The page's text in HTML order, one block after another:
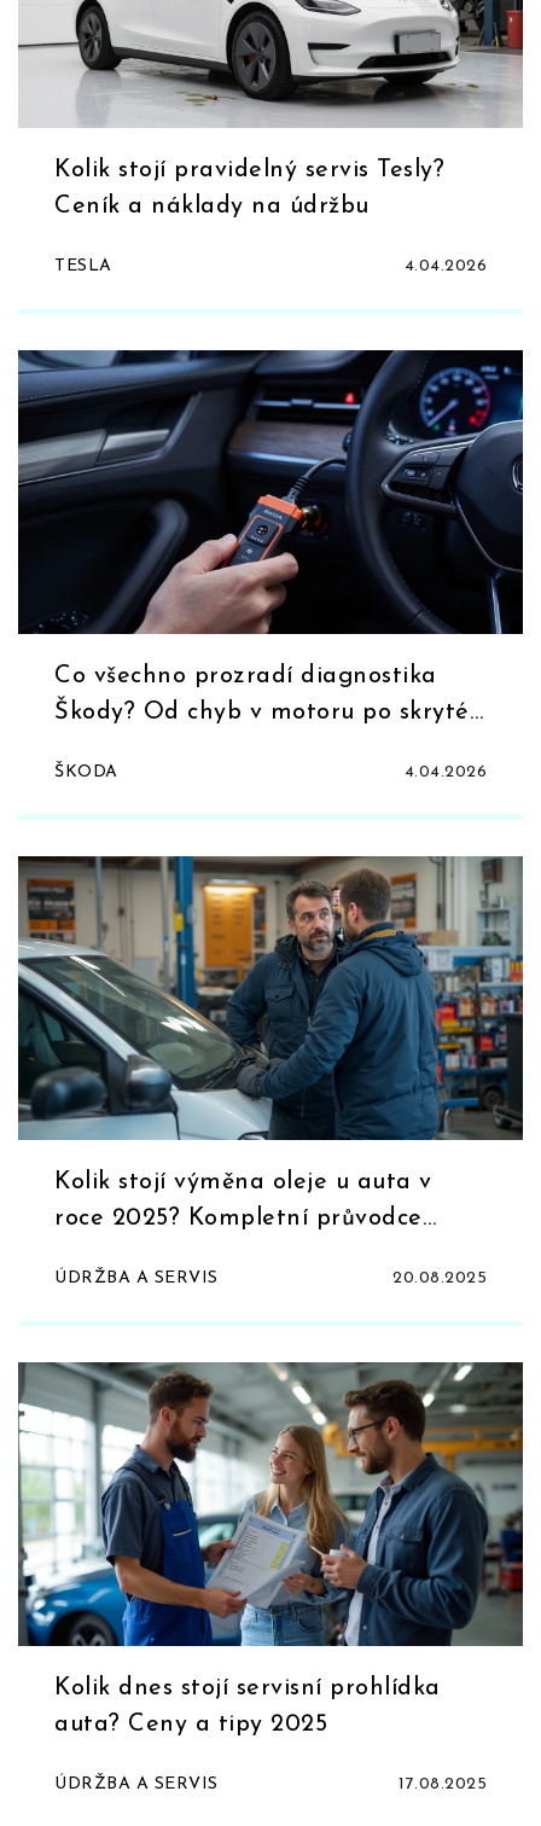
Kolik stojí pravidelný servis Tesly?
Ceník a náklady na údržbu
TESLA 4.04.2026
Co všechno prozradí diagnostika
Škody? Od chyb v motoru po skryté
ŠKODA 4.04.2026
Kolik stojí výměna oleje u auta v
roce 2025? Kompletní průvodce
ÚDRŽBA A SERVIS 20.08.2025
Kolik dnes stojí servisní prohlídka
auta? Ceny a tipy 2025
ÚDRŽBA A SERVIS 17.08.2025